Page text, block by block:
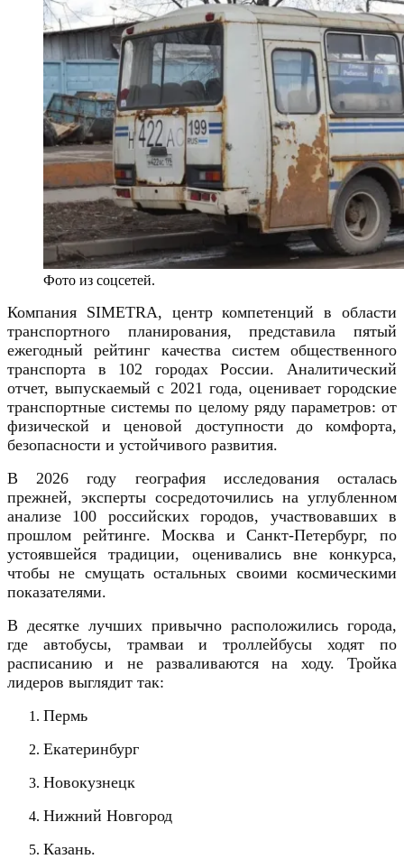
Фото из соцсетей.
Компания SIMETRA, центр компетенций в области
транспортного планирования, представила пятый
ежегодный рейтинг качества систем общественного
транспорта в 102 городах России. Аналитический
отчет, выпускаемый с 2021 года, оценивает городские
транспортные системы по целому ряду параметров: от
физической и ценовой доступности до комфорта,
безопасности и устойчивого развития.
В 2026 году география исследования осталась
прежней, эксперты сосредоточились на углубленном
анализе 100 российских городов, участвовавших в
прошлом рейтинге. Москва и Санкт-Петербург, по
устоявшейся традиции, оценивались вне конкурса,
чтобы не смущать остальных своими космическими
показателями.
В десятке лучших привычно расположились города,
где автобусы, трамваи и троллейбусы ходят по
расписанию и не разваливаются на ходу. Тройка
лидеров выглядит так:
Пермь
Екатеринбург
Новокузнецк
Нижний Новгород
Казань.